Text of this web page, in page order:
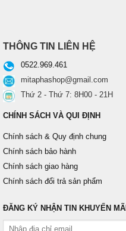
THÔNG TIN LIÊN HỆ
0522.969.461
mitaphashop@gmail.com
Thứ 2 - Thứ 7: 8H00 - 21H
CHÍNH SÁCH VÀ QUI ĐỊNH
Chính sách & Quy định chung
Chính sách bảo hành
Chính sách giao hàng
Chính sách đổi trả sản phẩm
ĐĂNG KÝ NHẬN TIN KHUYẾN MÃI